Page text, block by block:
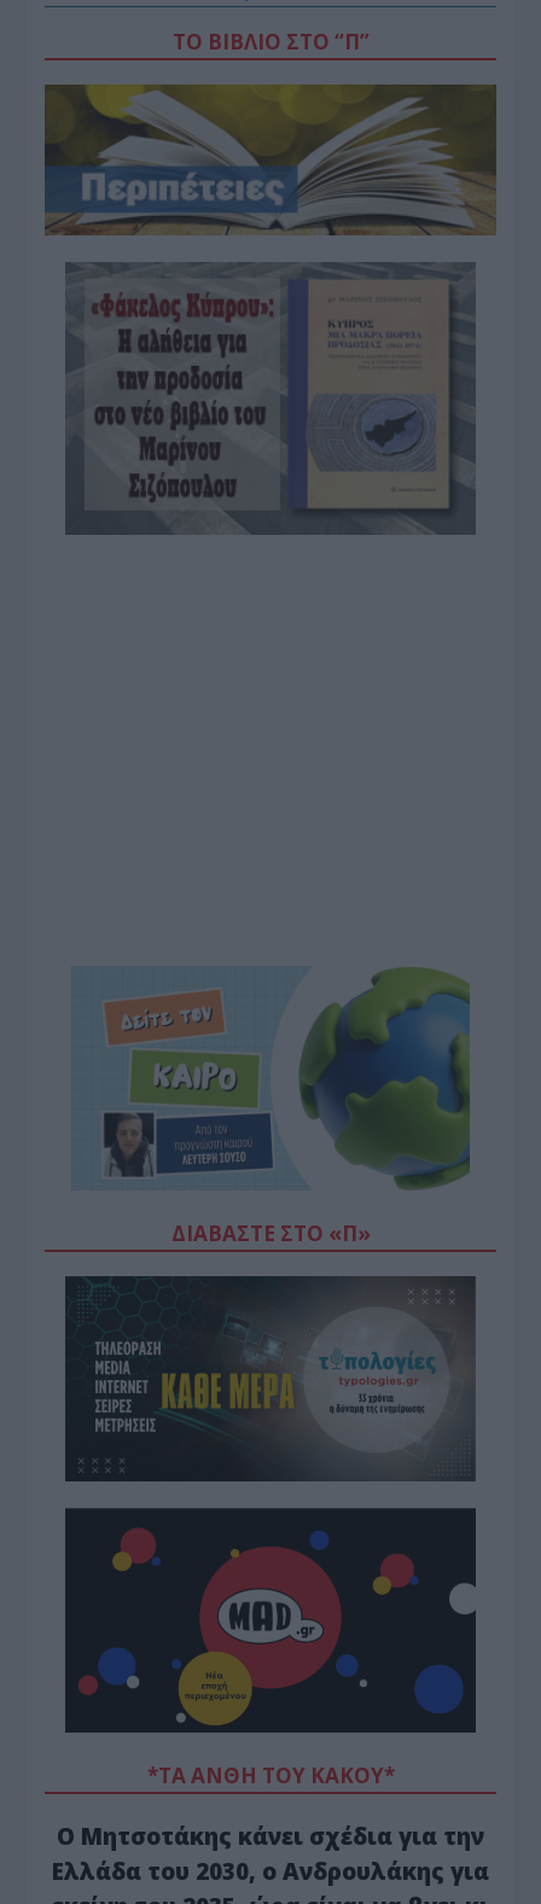
ΤΟ ΒΙΒΛΙΟ ΣΤΟ “Π”
ΔΙΑΒΆΣΤΕ ΣΤΟ «Π»
*ΤΑ ΆΝΘΗ ΤΟΥ ΚΑΚΟΎ*
Ο Μητσοτάκης κάνει σχέδια για την
Ελλάδα του 2030, ο Ανδρουλάκης για